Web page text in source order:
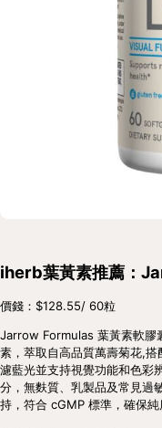
iherb葉黃素推薦：
價錢：$128.55/ 60粒
Jarrow Formulas 葉黃素軟膠
素，萃取自高品質萬壽菊花,
濾藍光並支持視覺功能和色彩
分，無麩質、乳製品及常見過
持，符合 cGMP 標準，確保純